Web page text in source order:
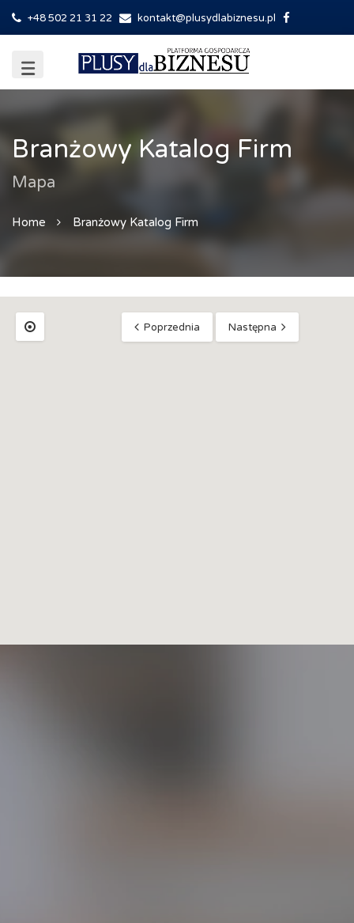
+48 502 21 31 22 kontakt@plusydlabiznesu.pl
Branżowy Katalog Firm
Mapa
Home Branżowy Katalog Firm
Poprzednia Następna